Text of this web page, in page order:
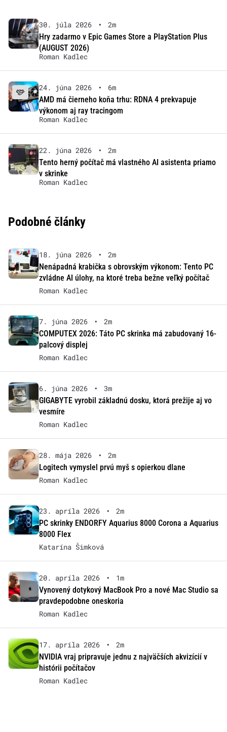
30. júla 2026 •
2m
Hry zadarmo v Epic Games Store a PlayStation Plus
(AUGUST 2026)
Roman Kadlec
24. júna 2026 •
6m
AMD má čierneho koňa trhu: RDNA 4 prekvapuje
výkonom aj ray tracingom
Roman Kadlec
22. júna 2026 •
2m
Tento herný počítač má vlastného AI asistenta priamo
v skrinke
Roman Kadlec
Podobné články
18. júna 2026 •
2m
Nenápadná krabička s obrovským výkonom: Tento PC
zvládne AI úlohy, na ktoré treba bežne veľký počítač
Roman Kadlec
7. júna 2026 •
2m
COMPUTEX 2026: Táto PC skrinka má zabudovaný 16-
palcový displej
Roman Kadlec
6. júna 2026 •
3m
GIGABYTE vyrobil základnú dosku, ktorá prežije aj vo
vesmíre
Roman Kadlec
28. mája 2026 •
2m
Logitech vymyslel prvú myš s opierkou dlane
Roman Kadlec
23. apríla 2026 •
2m
PC skrinky ENDORFY Aquarius 8000 Corona a Aquarius
8000 Flex
Katarína Šimková
20. apríla 2026 •
1m
Vynovený dotykový MacBook Pro a nové Mac Studio sa
pravdepodobne oneskoria
Roman Kadlec
17. apríla 2026 •
2m
NVIDIA vraj pripravuje jednu z najväčších akvizícií v
histórii počítačov
Roman Kadlec